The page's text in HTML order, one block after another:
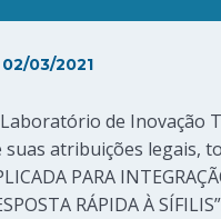
02/03/2021
de Inovação
suas atribuições legais,
PARA
RÁPIDA À